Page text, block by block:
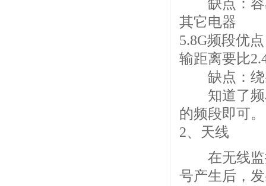
缺点：容
其它电器
5.8G频段优
输距离要比
缺点：绕
知道了频
的频段即可。
2、天线
在无线监
号产生后，